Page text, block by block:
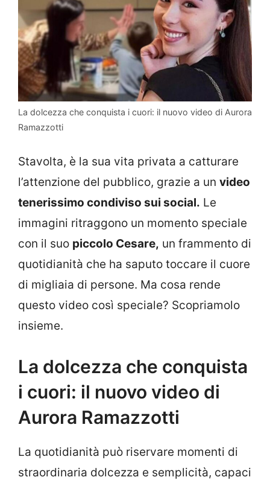
La dolcezza che conquista i cuori: il nuovo video di Aurora
Ramazzotti
Stavolta, è la sua vita privata a catturare
l’attenzione del pubblico, grazie a un video
tenerissimo condiviso sui social. Le
immagini ritraggono un momento speciale
con il suo piccolo Cesare, un frammento di
quotidianità che ha saputo toccare il cuore
di migliaia di persone. Ma cosa rende
questo video così speciale? Scopriamolo
insieme.
La dolcezza che conquista
i cuori: il nuovo video di
Aurora Ramazzotti
La quotidianità può riservare momenti di
straordinaria dolcezza e semplicità, capaci